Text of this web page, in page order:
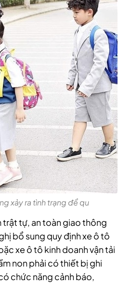
xảy ra tình trạng để qu
trật tự, an toàn giao thông
bổ sung quy định xe ô tô
xe ô tô kinh doanh vận tải
non phải có thiết bị ghi
chức năng cảnh báo,